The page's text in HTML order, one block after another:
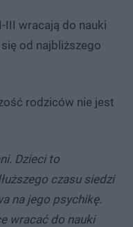
III wracają do nauki
od najbliższego
rodziców nie jest
Dzieci to
czasu siedzi
na jego psychikę.
wracać do nauki